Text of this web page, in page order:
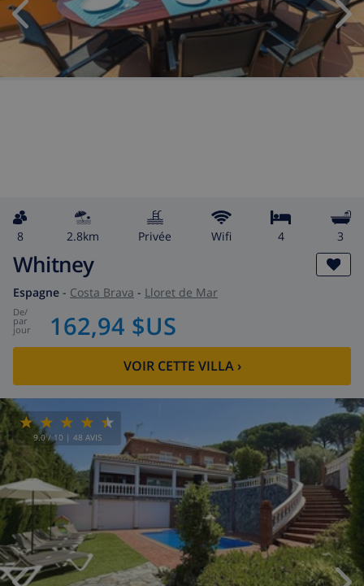
8 2.8km privée wifi 4 3
Whitney
Espagne - Costa Brava - Lloret de Mar
de/
par
jour 162,94 $US
VOIR CETTE VILLA›
9.0/ 10 | 48 AVIS